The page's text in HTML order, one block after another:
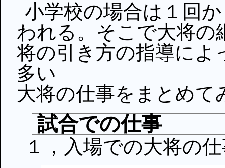
小学校の場合は１回
われる。そこで大将の
将の引き方の指導によ
多い
大将の仕事をまとめて
試合での仕事
１，入場での大将の